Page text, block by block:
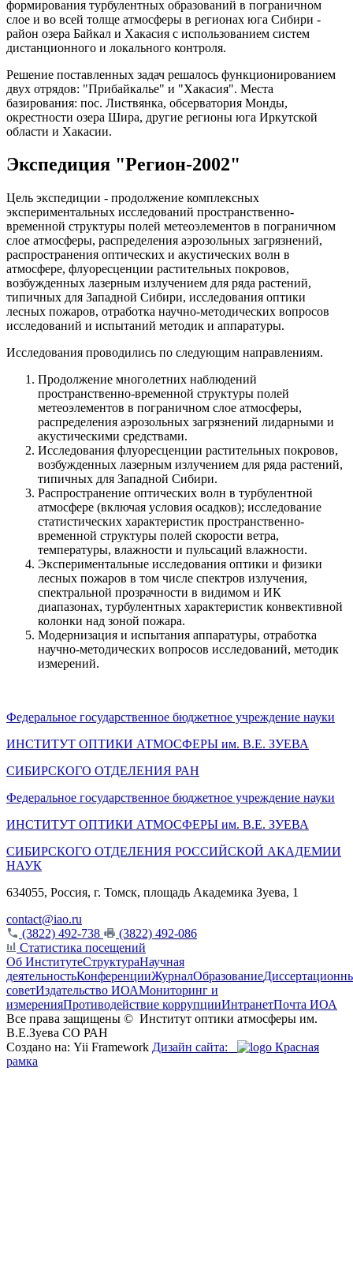
формирования турбулентных образований в пограничном
слое и во всей толще атмосферы в регионах юга Сибири -
район озера Байкал и Хакасия с использованием систем
дистанционного и локального контроля.
Решение поставленных задач решалось функционированием
двух отрядов: "Прибайкалье" и "Хакасия". Места
базирования: пос. Листвянка, обсерватория Монды,
окрестности озера Шира, другие регионы юга Иркутской
области и Хакасии.
Экспедиция "Регион-2002"
Цель экспедиции - продолжение комплексных
экспериментальных исследований пространственно-
временной структуры полей метеоэлементов в пограничном
слое атмосферы, распределения аэрозольных загрязнений,
распространения оптических и акустических волн в
атмосфере, флуоресценции растительных покровов,
возбужденных лазерным излучением для ряда растений,
типичных для Западной Сибири, исследования оптики
лесных пожаров, отработка научно-методических вопросов
исследований и испытаний методик и аппаратуры.
Исследования проводились по следующим направлениям.
Продолжение многолетних наблюдений
пространственно-временной структуры полей
метеоэлементов в пограничном слое атмосферы,
распределения аэрозольных загрязнений лидарными и
акустическими средствами.
Исследования флуоресценции растительных покровов,
возбужденных лазерным излучением для ряда растений,
типичных для Западной Сибири.
Распространение оптических волн в турбулентной
атмосфере (включая условия осадков); исследование
статистических характеристик пространственно-
временной структуры полей скорости ветра,
температуры, влажности и пульсаций влажности.
Экспериментальные исследования оптики и физики
лесных пожаров в том числе спектров излучения,
спектральной прозрачности в видимом и ИК
диапазонах, турбулентных характеристик конвективной
колонки над зоной пожара.
Модернизация и испытания аппаратуры, отработка
научно-методических вопросов исследований, методик
измерений.
Федеральное государственное бюджетное учреждение науки
ИНСТИТУТ ОПТИКИ АТМОСФЕРЫ им. В.Е. ЗУЕВА
СИБИРСКОГО ОТДЕЛЕНИЯ РАН
Федеральное государственное бюджетное учреждение науки
ИНСТИТУТ ОПТИКИ АТМОСФЕРЫ им. В.Е. ЗУЕВА
СИБИРСКОГО ОТДЕЛЕНИЯ РОССИЙСКОЙ АКАДЕМИИ
НАУК
634055, Россия, г. Томск, площадь Академика Зуева, 1
contact@iao.ru
(3822) 492-738
(3822) 492-086
Статистика посещений
Об ИнститутеСтруктураНаучная
деятельностьКонференцииЖурналОбразование
советИздательство ИОАМониторинг и
измеренияПротиводействие коррупцииИнтранетПочта ИОА
Все права защищены © Институт оптики атмосферы им.
В.Е.Зуева СО РАН
Создано на: Yii Framework Дизайн сайта:
Красная
рамка